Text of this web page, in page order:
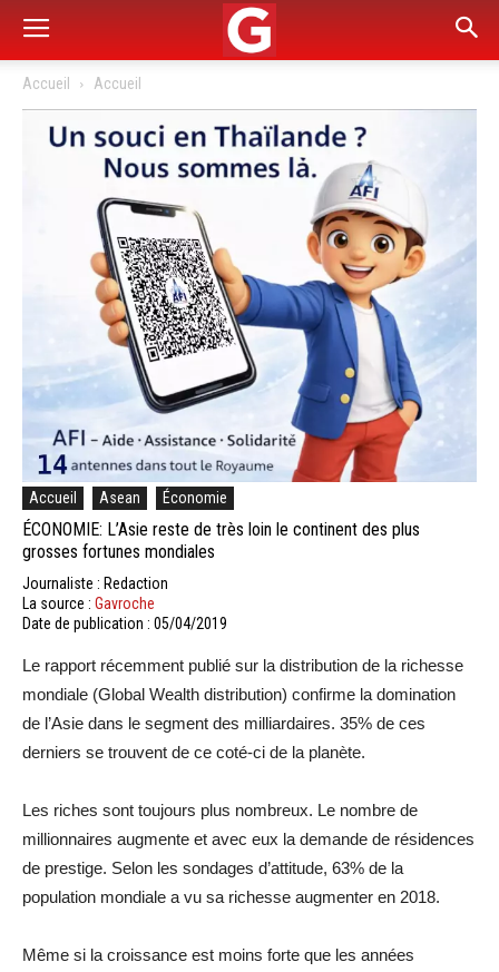
Accueil Accueil
Accueil Asean Économie
ÉCONOMIE: L’Asie reste de très loin le continent des plus
grosses fortunes mondiales
Journaliste : Redaction
La source : Gavroche
Date de publication : 05/04/2019
Le rapport récemment publié sur la distribution de la richesse
mondiale (Global Wealth distribution) confirme la domination
de l’Asie dans le segment des milliardaires. 35% de ces
derniers se trouvent de ce coté-ci de la planète.
Les riches sont toujours plus nombreux. Le nombre de
millionnaires augmente et avec eux la demande de résidences
de prestige. Selon les sondages d’attitude, 63% de la
population mondiale a vu sa richesse augmenter en 2018.
Même si la croissance est moins forte que les années